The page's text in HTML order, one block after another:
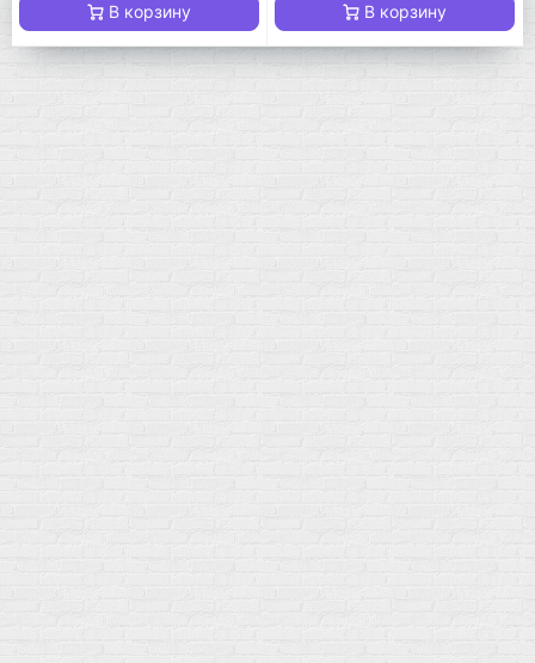
В корзину В корзину